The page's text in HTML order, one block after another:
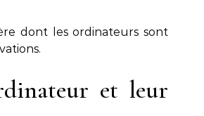
dont les ordinateurs sont
et leur